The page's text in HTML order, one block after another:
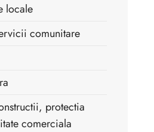
locale
comunitare
protectia
comerciala